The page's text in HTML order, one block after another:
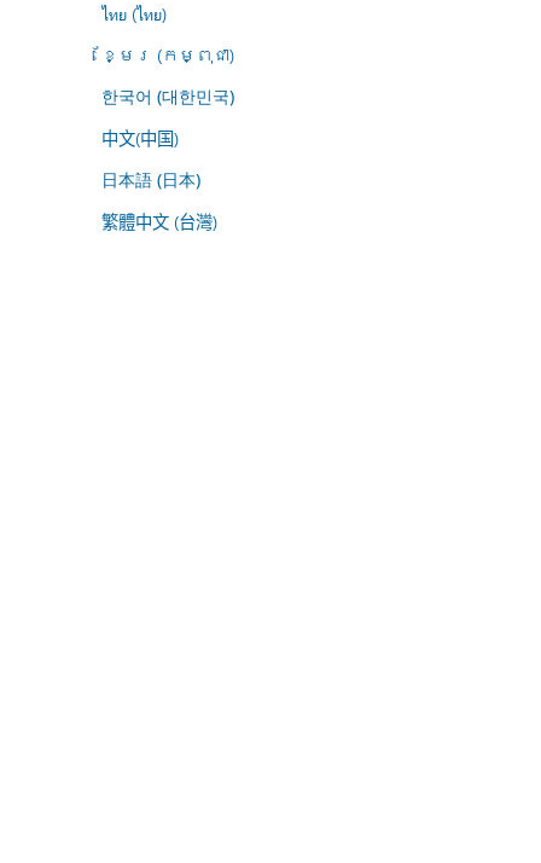
ไทย (ไทย)
ខ្មែរ (កម្ពុជា)
한국어 (대한민국)
中文(中国)
日本語 (日本)
繁體中文 (台灣)